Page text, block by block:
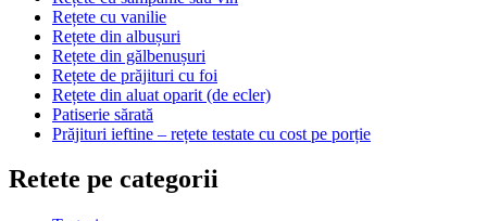
Rețete cu vanilie
Rețete din albușuri
Rețete din gălbenușuri
Rețete de prăjituri cu foi
Rețete din aluat oparit (de ecler)
Patiserie sărată
Prăjituri ieftine – rețete testate cu cost pe porție
Retete pe categorii